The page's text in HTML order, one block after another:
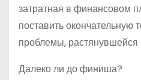
затратная в финансовом
поставить окончательную
проблемы, растянувшейся
Далеко ли до финиша?